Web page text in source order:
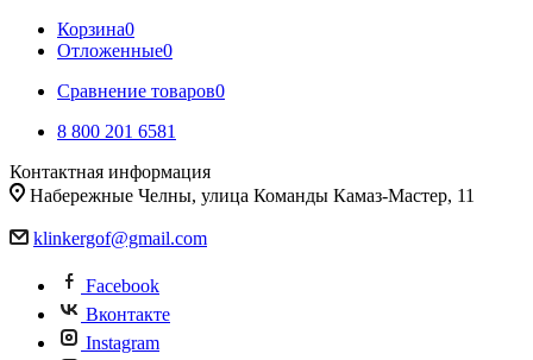
Корзина0
Отложенные0
Сравнение товаров0
8 800 201 6581
Контактная информация
Набережные Челны, улица Команды Камаз-Мастер, 11
klinkergof@gmail.com
Facebook
Вконтакте
Instagram